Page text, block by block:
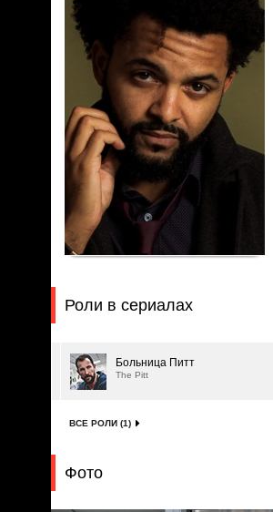
Роли в сериалах
Больница Питт
The Pitt
ВСЕ РОЛИ (1)
Фото